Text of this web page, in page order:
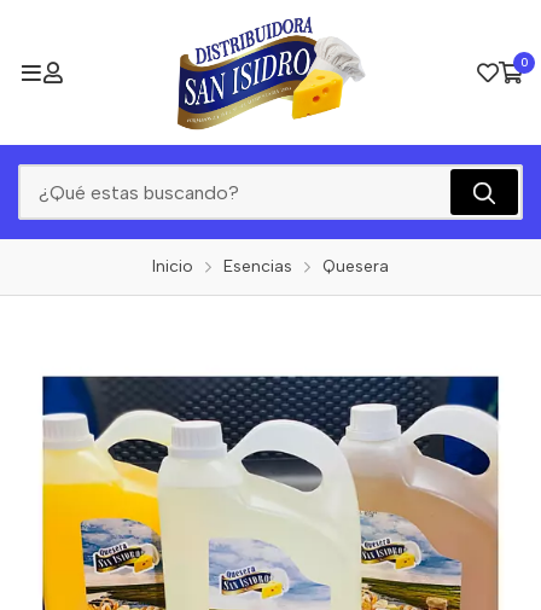
0
Inicio Esencias Quesera